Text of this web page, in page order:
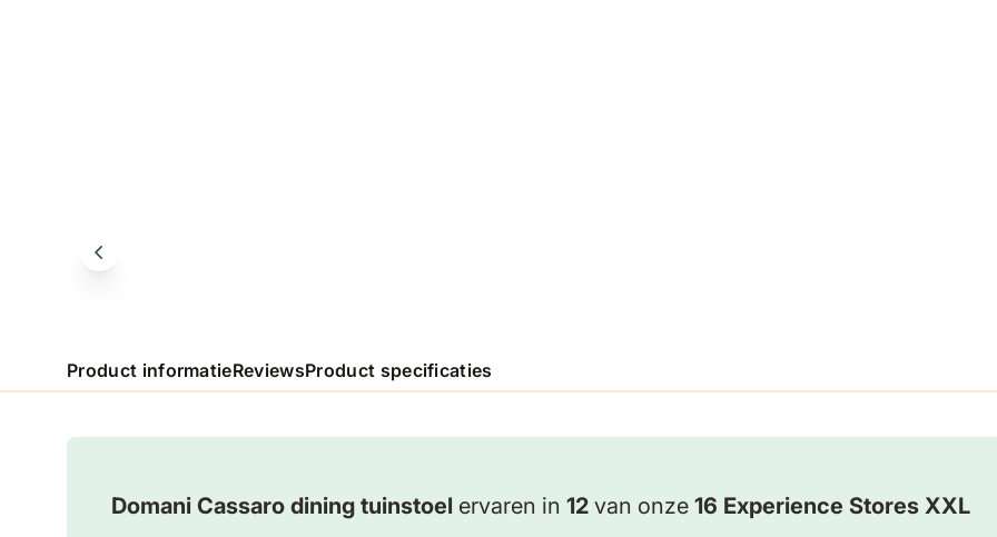
Product informatieReviewsProduct specificaties
Domani Cassaro dining tuinstoel ervaren in 12 van onze 16 Experience Stores XXL